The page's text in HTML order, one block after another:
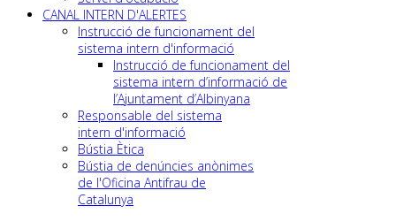
CANAL INTERN D'ALERTES
Instrucció de funcionament del
sistema intern d'informació
Instrucció de funcionament del
sistema intern d’informació de
l’Ajuntament d’Albinyana
Responsable del sistema
intern d'informació
Bústia Ètica
Bústia de denúncies anònimes
de l'Oficina Antifrau de
Catalunya